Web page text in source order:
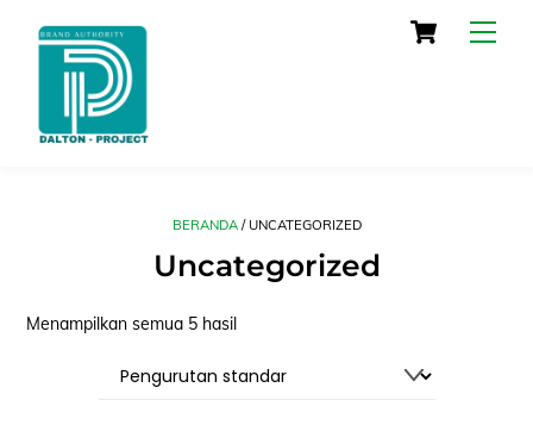
Cart
BERANDA/ UNCATEGORIZED
Uncategorized
Menampilkan semua 5 hasil